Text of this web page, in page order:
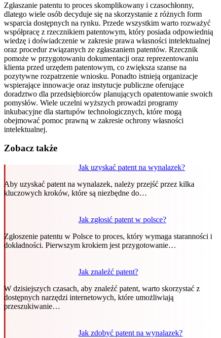
Zgłaszanie patentu to proces skomplikowany i czasochłonny,
dlatego wiele osób decyduje się na skorzystanie z różnych form
wsparcia dostępnych na rynku. Przede wszystkim warto rozważyć
współpracę z rzecznikiem patentowym, który posiada odpowiednią
wiedzę i doświadczenie w zakresie prawa własności intelektualnej
oraz procedur związanych ze zgłaszaniem patentów. Rzecznik
pomoże w przygotowaniu dokumentacji oraz reprezentowaniu
klienta przed urzędem patentowym, co zwiększa szanse na
pozytywne rozpatrzenie wniosku. Ponadto istnieją organizacje
wspierające innowacje oraz instytucje publiczne oferujące
doradztwo dla przedsiębiorców planujących opatentowanie swoich
pomysłów. Wiele uczelni wyższych prowadzi programy
inkubacyjne dla startupów technologicznych, które mogą
obejmować pomoc prawną w zakresie ochrony własności
intelektualnej.
Zobacz także
Jak uzyskać patent na wynalazek?
Aby uzyskać patent na wynalazek, należy przejść przez kilka
kluczowych kroków, które są niezbędne do…
Jak zgłosić patent w polsce?
Zgłoszenie patentu w Polsce to proces, który wymaga staranności i
dokładności. Pierwszym krokiem jest przygotowanie…
Jak znaleźć patent?
W dzisiejszych czasach, aby znaleźć patent, warto skorzystać z
dostępnych narzędzi internetowych, które umożliwiają
przeszukiwanie…
Jak zdobyć patent na wynalazek?